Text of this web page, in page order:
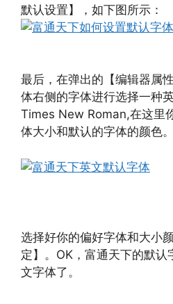
默认设置】，如下图所示：
最后，在弹出的【编辑器属
体右侧的字体进行选择一种
Times New Roman,在这里
体大小和默认的字体的颜色
选择好你的偏好字体和大小
定】。OK，富通天下的默认
文字体了。